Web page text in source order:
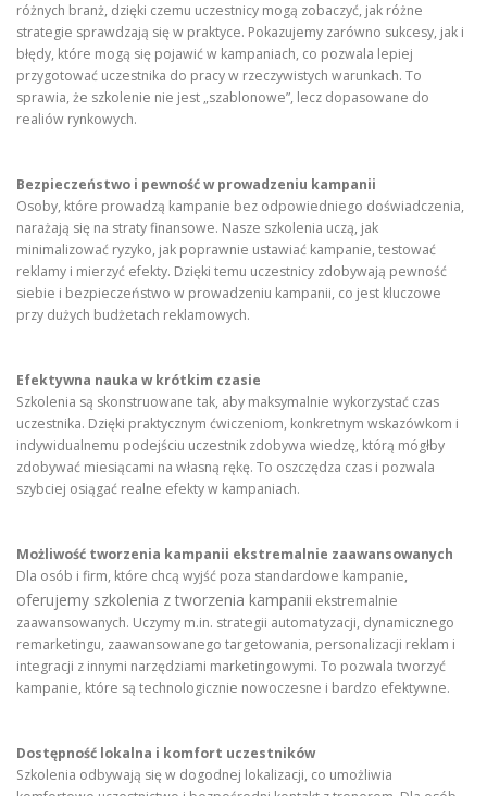
różnych branż, dzięki czemu uczestnicy mogą zobaczyć, jak różne
strategie sprawdzają się w praktyce. Pokazujemy zarówno sukcesy, jak i
błędy, które mogą się pojawić w kampaniach, co pozwala lepiej
przygotować uczestnika do pracy w rzeczywistych warunkach. To
sprawia, że szkolenie nie jest „szablonowe”, lecz dopasowane do
realiów rynkowych.
Bezpieczeństwo i pewność w prowadzeniu kampanii
Osoby, które prowadzą kampanie bez odpowiedniego doświadczenia,
narażają się na straty finansowe. Nasze szkolenia uczą, jak
minimalizować ryzyko, jak poprawnie ustawiać kampanie, testować
reklamy i mierzyć efekty. Dzięki temu uczestnicy zdobywają pewność
siebie i bezpieczeństwo w prowadzeniu kampanii, co jest kluczowe
przy dużych budżetach reklamowych.
Efektywna nauka w krótkim czasie
Szkolenia są skonstruowane tak, aby maksymalnie wykorzystać czas
uczestnika. Dzięki praktycznym ćwiczeniom, konkretnym wskazówkom i
indywidualnemu podejściu uczestnik zdobywa wiedzę, którą mógłby
zdobywać miesiącami na własną rękę. To oszczędza czas i pozwala
szybciej osiągać realne efekty w kampaniach.
Możliwość tworzenia kampanii ekstremalnie zaawansowanych
Dla osób i firm, które chcą wyjść poza standardowe kampanie,
oferujemy szkolenia z tworzenia kampanii ekstremalnie
zaawansowanych. Uczymy m.in. strategii automatyzacji, dynamicznego
remarketingu, zaawansowanego targetowania, personalizacji reklam i
integracji z innymi narzędziami marketingowymi. To pozwala tworzyć
kampanie, które są technologicznie nowoczesne i bardzo efektywne.
Dostępność lokalna i komfort uczestników
Szkolenia odbywają się w dogodnej lokalizacji, co umożliwia